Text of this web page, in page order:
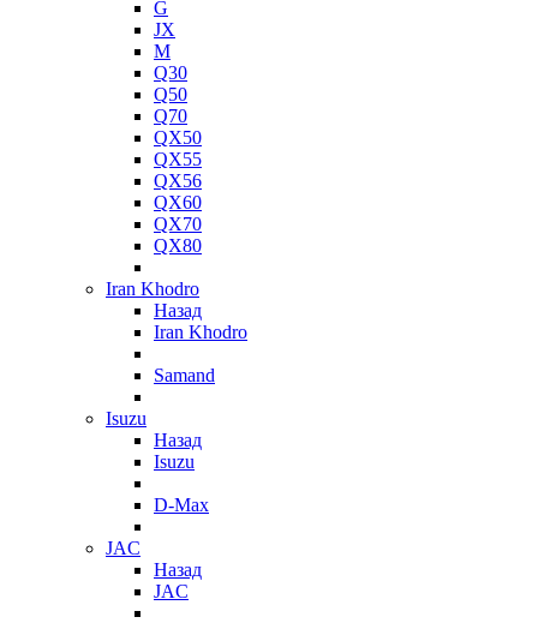
G
JX
M
Q30
Q50
Q70
QX50
QX55
QX56
QX60
QX70
QX80
Iran Khodro
Назад
Iran Khodro
Samand
Isuzu
Назад
Isuzu
D-Max
JAC
Назад
JAC